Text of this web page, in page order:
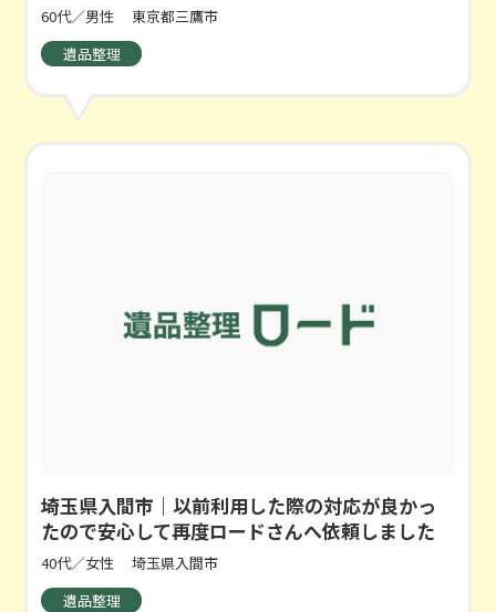
60代／男性
東京都三鷹市
遺品整理
埼玉県入間市｜以前利用した際の対応が良かっ
たので安心して再度ロードさんへ依頼しました
40代／女性
埼玉県入間市
遺品整理